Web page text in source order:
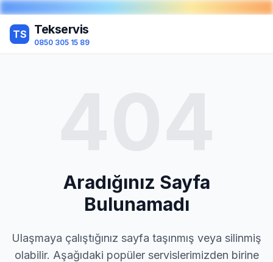
TS Tekservis
0850 305 15 89
Aradığınız Sayfa
Bulunamadı
Ulaşmaya çalıştığınız sayfa taşınmış veya silinmiş
olabilir. Aşağıdaki popüler servislerimizden birine